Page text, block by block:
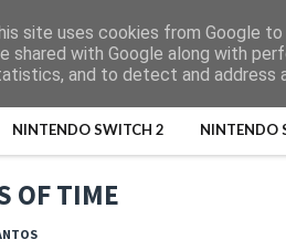
NINTENDO SWITCH 2 NINTENDO
OF TIME
site uses cookies from Google
shared with Google along with
and to detect and address